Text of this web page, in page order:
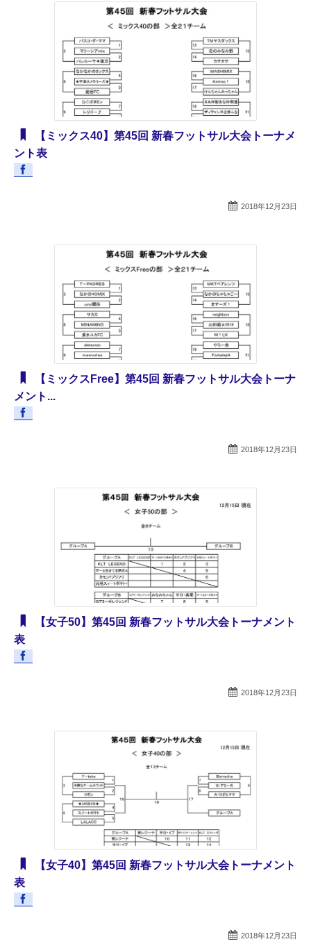
【ミックス40】第45回 新春フットサル大会トーナメ
ント表
2018年12月23日
【ミックスFree】第45回 新春フットサル大会トーナ
メント...
2018年12月23日
【女子50】第45回 新春フットサル大会トーナメント
表
2018年12月23日
【女子40】第45回 新春フットサル大会トーナメント
表
2018年12月23日